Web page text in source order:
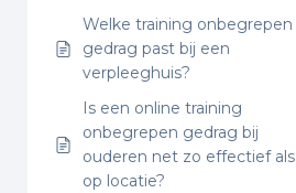
Welke training onbegrepen
gedrag past bij een
verpleeghuis?
Is een online training
onbegrepen gedrag bij
ouderen net zo effectief als
op locatie?